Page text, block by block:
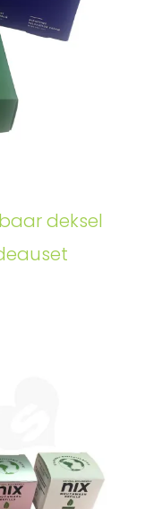
deksel